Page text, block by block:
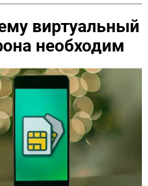
виртуальный
необходим